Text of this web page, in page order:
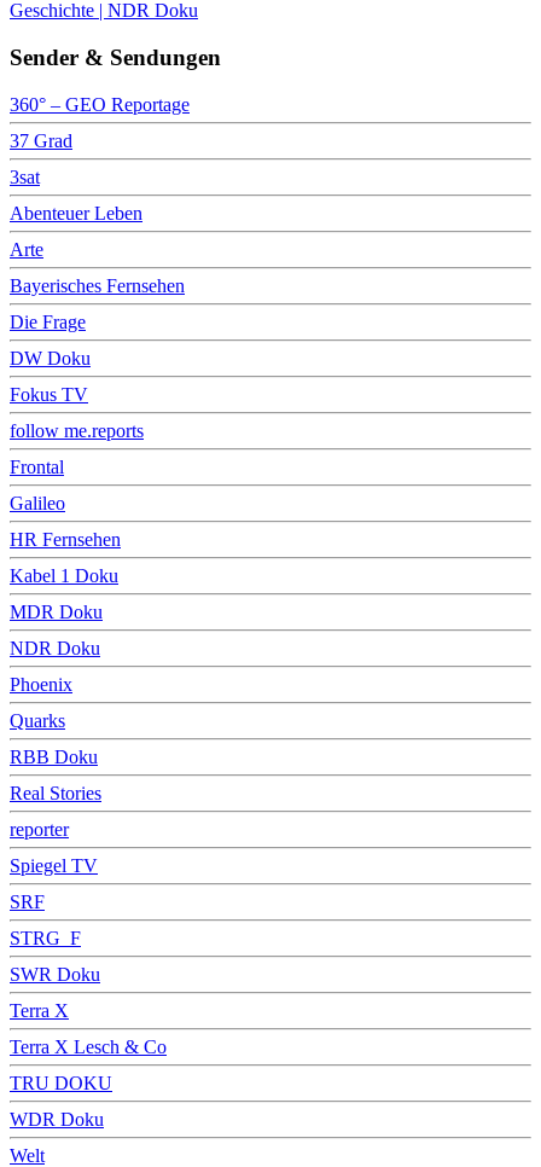
Geschichte | NDR Doku
Sender & Sendungen
360° – GEO Reportage
37 Grad
3sat
Abenteuer Leben
Arte
Bayerisches Fernsehen
Die Frage
DW Doku
Fokus TV
follow me.reports
Frontal
Galileo
HR Fernsehen
Kabel 1 Doku
MDR Doku
NDR Doku
Phoenix
Quarks
RBB Doku
Real Stories
reporter
Spiegel TV
SRF
STRG_F
SWR Doku
Terra X
Terra X Lesch & Co
TRU DOKU
WDR Doku
Welt